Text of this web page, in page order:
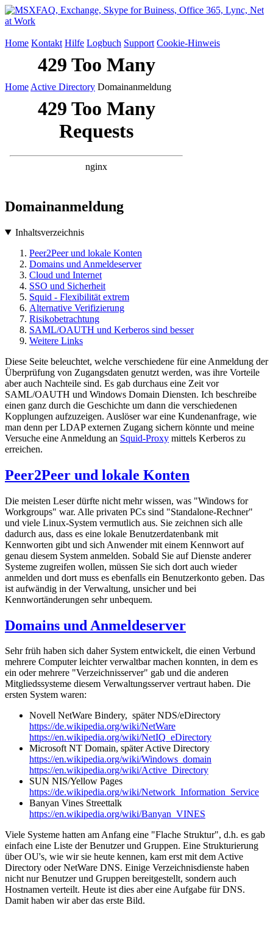
Home Kontakt Hilfe Logbuch Support Cookie-Hinweis
Home Active Directory Domainanmeldung
Domainanmeldung
Inhaltsverzeichnis
Peer2Peer und lokale Konten
Domains und Anmeldeserver
Cloud und Internet
SSO und Sicherheit
Squid - Flexibilität extrem
Alternative Verifizierung
Risikobetrachtung
SAML/OAUTH und Kerberos sind besser
Weitere Links
Diese Seite beleuchtet, welche verschiedene für eine Anmeldung der
Überprüfung von Zugangsdaten genutzt werden, was ihre Vorteile
aber auch Nachteile sind. Es gab durchaus eine Zeit vor
SAML/OAUTH und Windows Domain Diensten. Ich beschreibe
einen ganz durch die Geschichte um dann die verschiedenen
Kopplungen aufzuzeigen. Auslöser war eine Kundenanfrage, wie
man denn per LDAP externen Zugang sichern könnte und meine
Versuche eine Anmeldung an Squid-Proxy mittels Kerberos zu
erreichen.
Peer2Peer und lokale Konten
Die meisten Leser dürfte nicht mehr wissen, was "Windows for
Workgroups" war. Alle privaten PCs sind "Standalone-Rechner"
und viele Linux-System vermutlich aus. Sie zeichnen sich alle
dadurch aus, dass es eine lokale Benutzerdatenbank mit
Kennworten gibt und sich Anwender mit einem Kennwort auf
genau diesem System anmelden. Sobald Sie auf Dienste anderer
Systeme zugreifen wollen, müssen Sie sich dort auch wieder
anmelden und dort muss es ebenfalls ein Benutzerkonto geben. Das
ist aufwändig in der Verwaltung, unsicher und bei
Kennwortänderungen sehr unbequem.
Domains und Anmeldeserver
Sehr früh haben sich daher System entwickelt, die einen Verbund
mehrere Computer leichter verwaltbar machen konnten, in dem es
ein oder mehrere "Verzeichnisserver" gab und die anderen
Mitgliedssysteme diesem Verwaltungsserver vertraut haben. Die
ersten System waren:
Novell NetWare Bindery, später NDS/eDirectory
https://de.wikipedia.org/wiki/NetWare
https://en.wikipedia.org/wiki/NetIQ_eDirectory
Microsoft NT Domain, später Active Directory
https://en.wikipedia.org/wiki/Windows_domain
https://en.wikipedia.org/wiki/Active_Directory
SUN NIS/Yellow Pages
https://de.wikipedia.org/wiki/Network_Information_Service
Banyan Vines Streettalk
https://en.wikipedia.org/wiki/Banyan_VINES
Viele Systeme hatten am Anfang eine "Flache Struktur", d.h. es gab
einfach eine Liste der Benutzer und Gruppen. Eine Strukturierung
über OU's, wie wir sie heute kennen, kam erst mit dem Active
Directory oder NetWare DNS. Einige Verzeichnisdienste haben
nicht nur Benutzer und Gruppen bereitgestellt, sondern auch
Hostnamen verteilt. Heute ist dies aber eine Aufgabe für DNS.
Damit haben wir aber das erste Bild.